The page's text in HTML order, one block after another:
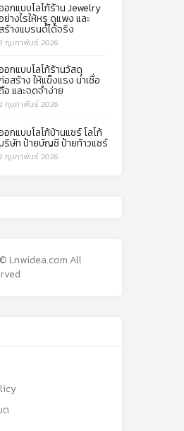
อกแบบโลโก้ร้าน Jewelry
ย่างไรให้หรู ดูแพง และ
ร้างแบรนด์ได้จริง
กุมภาพันธ์ 2026
อกแบบโลโก้ร้านวัสดุ
อสร้าง ให้แข็งแรง น่าเชื่อ
อ และจดจำง่าย
กุมภาพันธ์ 2026
อกแบบโลโก้บ้านแชร์ โลโก้
ริษัท ป้ายบัญชี ป้ายท้าวแชร์
กุมภาพันธ์ 2026
Lnwidea.com All
ด